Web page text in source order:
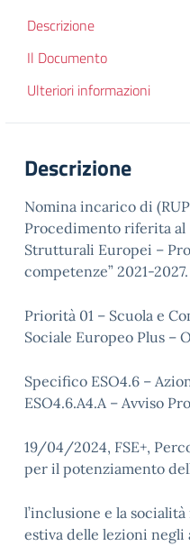
Descrizione
Il Documento
Ulteriori informazioni
Descrizione
Nomina incarico di
Procedimento riferita
Strutturali Europei –
competenze” 2021-2027.
Priorità 01 – Scuola e
Sociale Europeo Plus –
Specifico ESO4.6 –
ESO4.6.A4.A – Avviso
19/04/2024, FSE+,
per il potenziamento
l’inclusione e la
estiva delle lezioni negli